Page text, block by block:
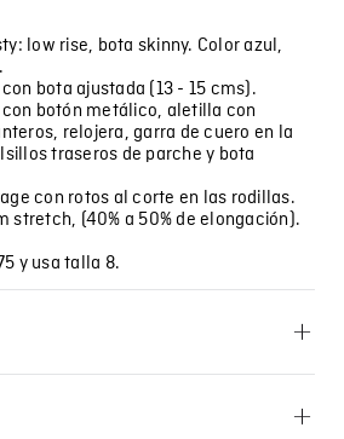
low rise, bota skinny. Color azul,
bota ajustada (13 - 15 cms).
botón metálico, aletilla con
relojera, garra de cuero en la
traseros de parche y bota
con rotos al corte en las rodillas.
stretch, (40% a 50% de elongación).
y usa talla 8.
No limpieza en seco. SECADO: No
máquina. OTROS: Lavar por el revés. OTROS: